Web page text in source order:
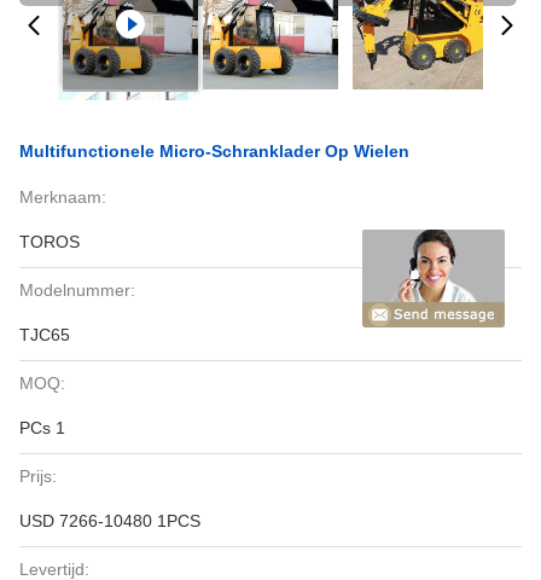
Multifunctionele Micro-Schranklader Op Wielen
Merknaam:
TOROS
Modelnummer:
TJC65
MOQ:
PCs 1
Prijs:
USD 7266-10480 1PCS
Levertijd: